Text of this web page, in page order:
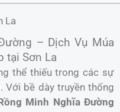
La
– Dịch Vụ Múa
tại Sơn La
thể thiếu trong các sự
Với bề dày truyền thống
Minh Nghĩa Đường